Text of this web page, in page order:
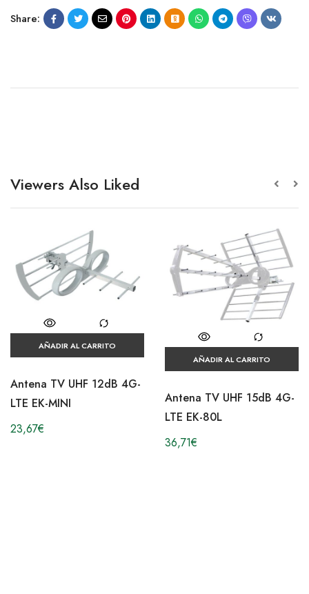
Share:
Viewers Also Liked
AÑADIR AL CARRITO
Antena TV UHF 12dB 4G-
LTE EK-MINI
23,67€
AÑADIR AL CARRITO
Antena TV UHF 15dB 4G-
LTE EK-80L
36,71€